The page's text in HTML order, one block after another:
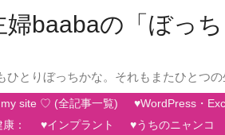
婦baabaの「ぼっ
ひとりぼっちかな。それもまたひとつの
site ♡ (全記事一覧) ♥WordPress・
：
♥インプラント ♥うちのニャンコ